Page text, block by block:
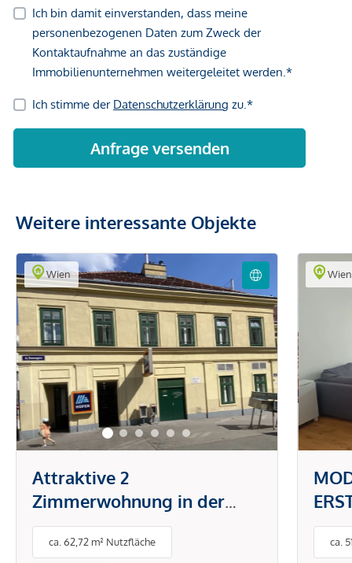
Weitere interessante Objekte
Wien
Attraktive 2
Zimmerwohnung in der
Brunnengasse
ca. 62,72 m² Nutzfläche
Wien
ca.